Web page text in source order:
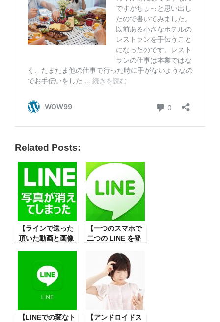
Related Posts:
【ラインで送った
頂いた動画と画像
大変便利ですから
画像を送ったりビ
デオ送ったりして
お互いに楽しむこ
便利なツールで
【一つのスマホで
二つの LINE を登
で二つの LINE を
インストールする
方法はいくつかあ
るみたいですが、
今回はこのスマー
トフォンでやって
みました。簡単で
【LINEでの変なト
【アンドロイドス